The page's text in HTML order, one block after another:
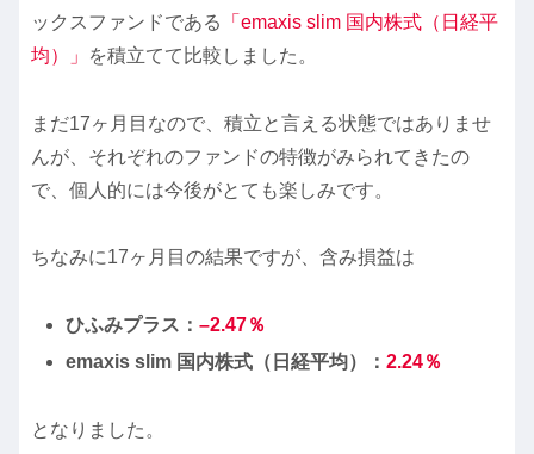
ックスファンドである
「emaxis slim 国内株式（日経平
均）」
を積立てて比較しました。
まだ17ヶ月目なので、積立と言える状態ではありませ
んが、それぞれのファンドの特徴がみられてきたの
で、個人的には今後がとても楽しみです。
ちなみに17ヶ月目の結果ですが、含み損益は
ひふみプラス：–2.47％
emaxis slim 国内株式（日経平均）：2.24％
となりました。